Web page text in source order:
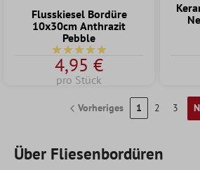
Flusskiesel Bordüre
10x30cm Anthrazit
Pebble
Durchschnittliche Bewertung
4,95 €
pro Stück
Vorheriges 1 2 3
Über Fliesenbordüren